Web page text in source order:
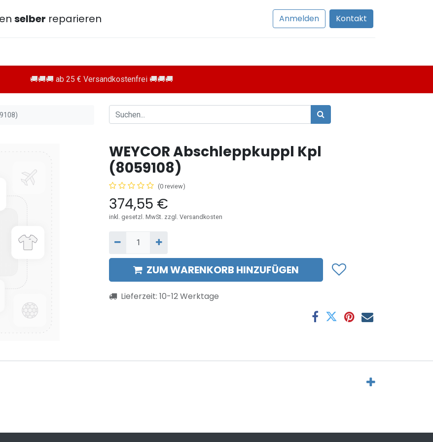
selber reparieren Anmelden Kontakt
🚚🚚🚚 ab 25 € Versandkostenfrei 🚚🚚🚚
WEYCOR Abschleppkuppl Kpl
(8059108)
(0 review)
374,55 €
inkl. gesetzl. MwSt. zzgl. Versandkosten
ZUM WARENKORB HINZUFÜGEN
Lieferzeit: 10-12Werktage